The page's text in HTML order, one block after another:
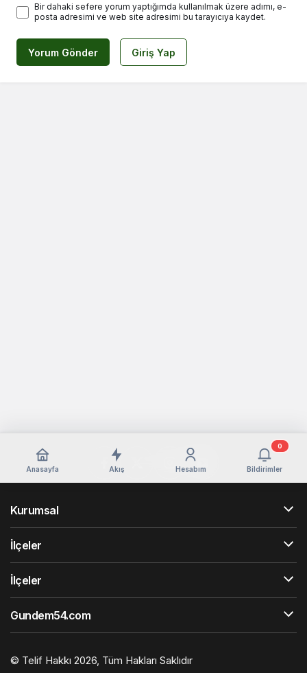
Bir dahaki sefere yorum yaptığımda kullanılmak üzere adımı, e-
posta adresimi ve web site adresimi bu tarayıcıya kaydet.
Yorum Gönder Giriş Yap
Anasayfa Akış Hesabım Bildirimler
0
Kurumsal
İlçeler
İlçeler
Gundem54.com
© Telif Hakkı 2026, Tüm Hakları Saklıdır